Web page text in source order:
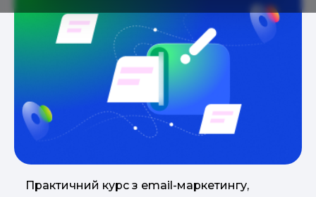
Практичний курс з email-маркетингу,